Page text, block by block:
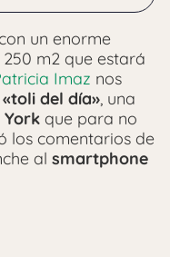
un enorme
m2 que estará
Imaz nos
«toli del día», una
York que para no
los comentarios de
al smartphone